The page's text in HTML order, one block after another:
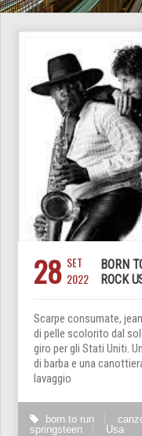
28 SET
2022
BORN
ROCK
Scarpe consumate,
di pelle scolorito dal
giro per gli Stati Uniti.
di barba e una
lavaggio
born to run
springsteen
Usa